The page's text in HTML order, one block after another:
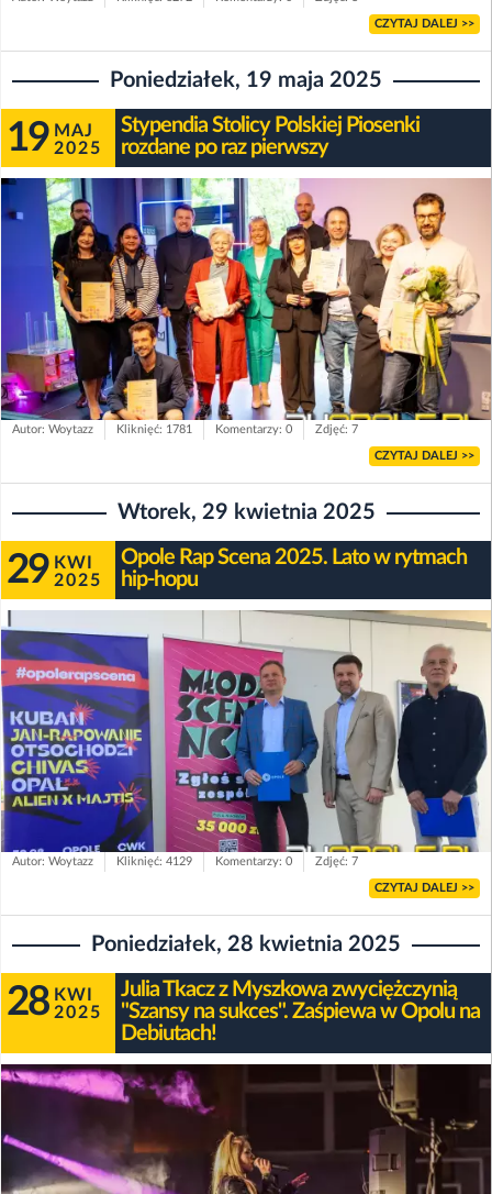
CZYTAJ DALEJ >>
Poniedziałek, 19 maja 2025
19 MAJ
2025
Stypendia Stolicy Polskiej Piosenki
rozdane po raz pierwszy
Autor: Woytazz Kliknięć: 1781 Komentarzy: 0 Zdjęć: 7
CZYTAJ DALEJ >>
Wtorek, 29 kwietnia 2025
29 KWI
2025
Opole Rap Scena 2025. Lato w rytmach
hip-hopu
Autor: Woytazz Kliknięć: 4129 Komentarzy: 0 Zdjęć: 7
CZYTAJ DALEJ >>
Poniedziałek, 28 kwietnia 2025
28 KWI
2025
Julia Tkacz z Myszkowa zwyciężczynią
"Szansy na sukces". Zaśpiewa w Opolu na
Debiutach!